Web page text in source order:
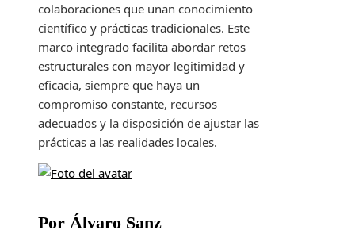
colaboraciones que unan conocimiento
científico y prácticas tradicionales. Este
marco integrado facilita abordar retos
estructurales con mayor legitimidad y
eficacia, siempre que haya un
compromiso constante, recursos
adecuados y la disposición de ajustar las
prácticas a las realidades locales.
Por Álvaro Sanz